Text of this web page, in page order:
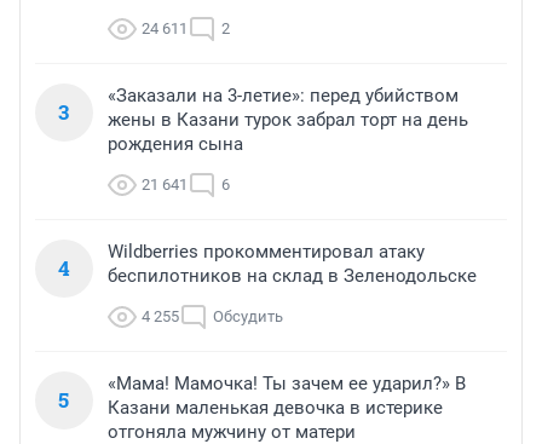
24 611 2
3
«Заказали на 3-летие»: перед убийством
жены в Казани турок забрал торт на день
рождения сына
21 641 6
4
Wildberries прокомментировал атаку
беспилотников на склад в Зеленодольске
4 255 Обсудить
5
«Мама! Мамочка! Ты зачем ее ударил?» В
Казани маленькая девочка в истерике
отгоняла мужчину от матери